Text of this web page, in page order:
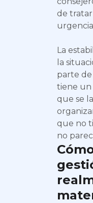
de tratar
La
la
parte de
tiene un
que se
que no
no